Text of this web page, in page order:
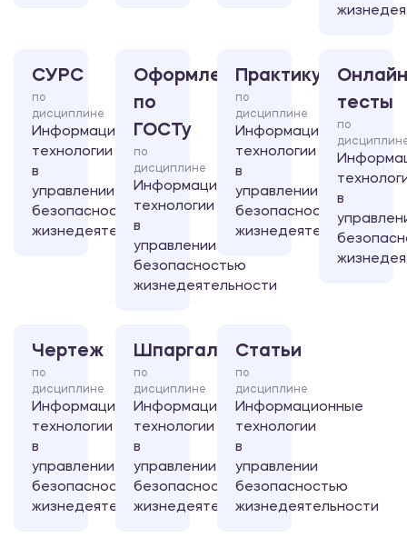
СУРС
по
дисциплине
Информационные
технологии
в
управлении
безопасностью
жизнедеятельности
Оформление
по
ГОСТу
по
дисциплине
Информационные
технологии
в
управлении
безопасностью
жизнедеятельности
Практикум
по
дисциплине
Информационные
технологии
в
управлении
безопасностью
жизнедеятельности
тесты
по
в
Чертеж
по
дисциплине
Информационные
технологии
в
управлении
безопасностью
жизнедеятельности
Шпаргалка
по
дисциплине
Информационные
технологии
в
управлении
безопасностью
жизнедеятельности
Статьи
по
дисциплине
Информационные
технологии
в
управлении
безопасностью
жизнедеятельности